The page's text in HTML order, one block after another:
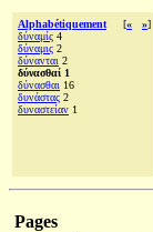
Alphabétiquement [« »]
δύναμίς 4
δύναμις 2
δύνανται 2
δύνασθαί 1
δύνασθαι 16
δυνάστας 2
δυναστείαν 1
Pages